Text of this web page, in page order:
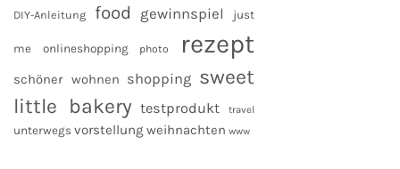
DIY-Anleitung food gewinnspiel just
me onlineshopping photo rezept
schöner wohnen shopping sweet
little bakery testprodukt travel
unterwegs vorstellung weihnachten www